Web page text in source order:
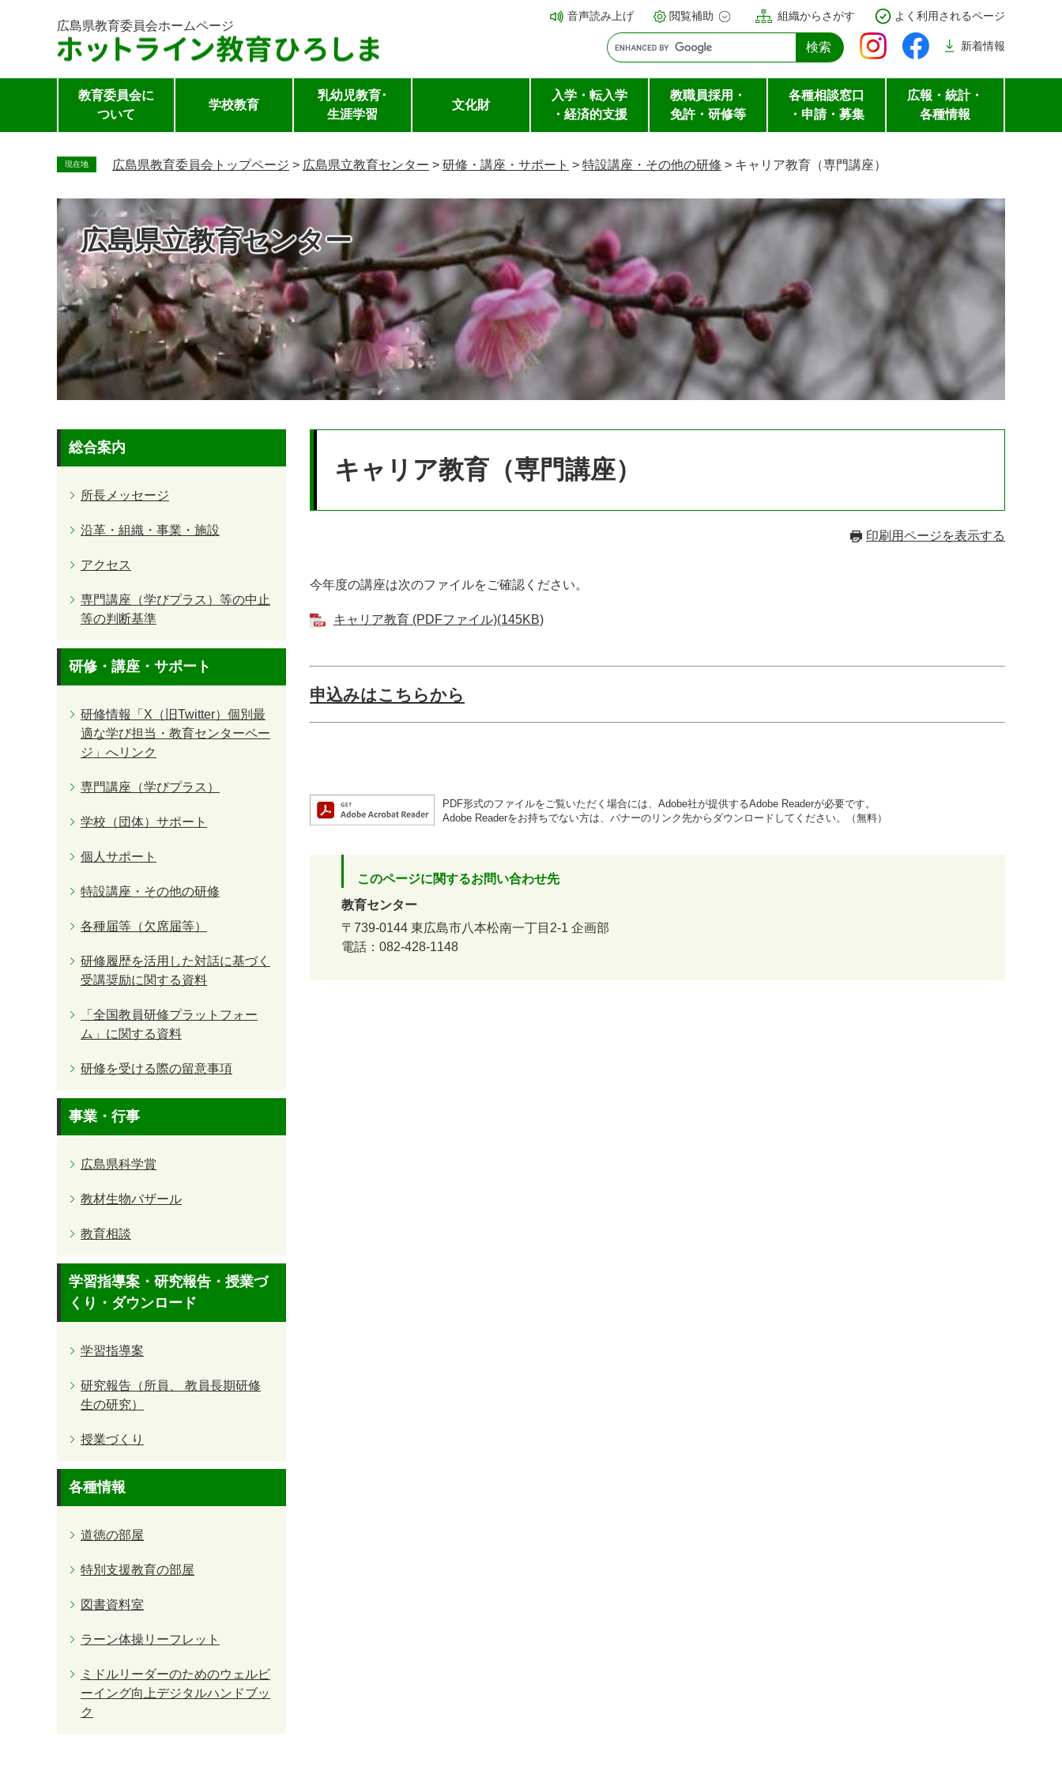
ー
し
広島県教育委員会ホームページ
音声読み上げ 閲覧補助 組織からさがす よく利用されるページ
新着情報
教育委員会に
ついて
学校教育
乳幼児教育･
生涯学習
文化財
入学・転入学
・経済的支援
教職員採用・
免許・研修等
各種相談窓口
・申請・募集
広報・統計・
各種情報
現在地 広島県教育委員会トップページ > 広島県立教育センター > 研修・講座・サポート > 特設講座・その他の研修 > キャリア教育（専門講座）
広島県立教育センター
キャリア教育（専門講座）
印刷用ページを表示する
今年度の講座は次のファイルをご確認ください。
キャリア教育 (PDFファイル)(145KB)
申込みはこちらから
PDF形式のファイルをご覧いただく場合には、Adobe社が提供するAdobe Readerが必要です。
Adobe Readerをお持ちでない方は、バナーのリンク先からダウンロードしてください。（無料）
このページに関するお問い合わせ先
教育センター
〒739-0144 東広島市八本松南一丁目2-1 企画部
電話：082-428-1148
総合案内
所長メッセージ
沿革・組織・事業・施設
アクセス
専門講座（学びプラス）等の中止
等の判断基準
研修・講座・サポート
研修情報「X（旧Twitter）個別最
適な学び担当・教育センターペー
ジ」へリンク
専門講座（学びプラス）
学校（団体）サポート
個人サポート
特設講座・その他の研修
各種届等（欠席届等）
研修履歴を活用した対話に基づく
受講奨励に関する資料
「全国教員研修プラットフォー
ム」に関する資料
研修を受ける際の留意事項
事業・行事
広島県科学賞
教材生物バザール
教育相談
学習指導案・研究報告・授業づ
くり・ダウンロード
学習指導案
研究報告（所員、 教員長期研修
生の研究）
授業づくり
各種情報
道徳の部屋
特別支援教育の部屋
図書資料室
ラーン体操リーフレット
ミドルリーダーのためのウェルビ
ーイング向上デジタルハンドブッ
ク